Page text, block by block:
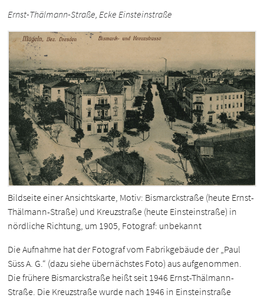
Ernst-Thälmann-Straße, Ecke Einsteinstraße
Bildseite einer Ansichtskarte, Motiv: Bismarckstraße (heute Ernst-
Thälmann-Straße) und Kreuzstraße (heute Einsteinstraße) in
nördliche Richtung, um 1905, Fotograf: unbekannt
Die Aufnahme hat der Fotograf vom Fabrikgebäude der „Paul
Süss A. G.“ (dazu siehe übernächstes Foto) aus aufgenommen.
Die frühere Bismarckstraße heißt seit 1946 Ernst-Thälmann-
Straße. Die Kreuzstraße wurde nach 1946 in Einsteinstraße